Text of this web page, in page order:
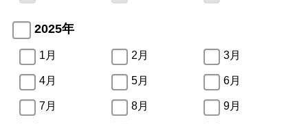
2025年
1月 2月 3月
4月 5月 6月
7月 8月 9月